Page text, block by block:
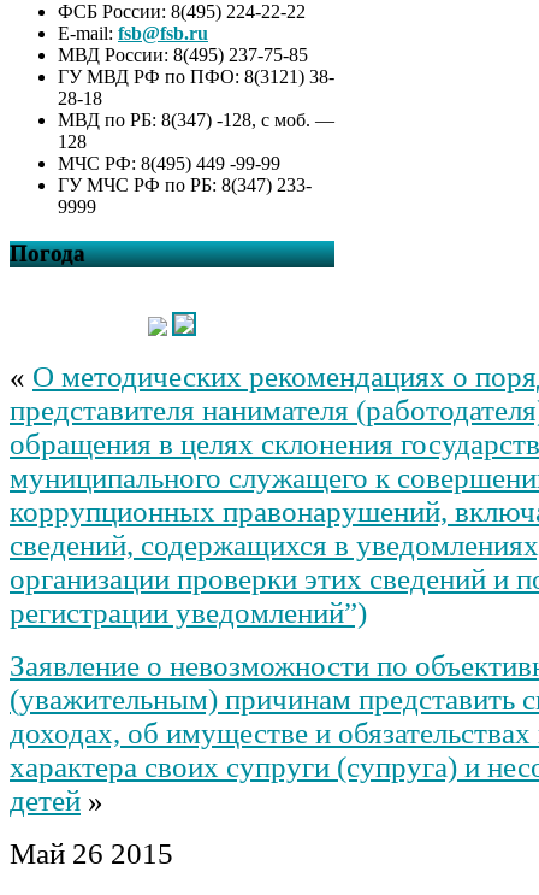
ФСБ России: 8(495) 224-22-22
E-mail: fsb@fsb.ru
МВД России: 8(495) 237-75-85
ГУ МВД РФ по ПФО: 8(3121) 38-
28-18
МВД по РБ: 8(347) -128, с моб. —
128
МЧС РФ: 8(495) 449 -99-99
ГУ МЧС РФ по РБ: 8(347) 233-
9999
Погода
« О методических рекомендациях о
представителя нанимателя
обращения в целях склонения
муниципального служащего к
коррупционных правонарушений,
сведений, содержащихся в
организации проверки этих сведений и
регистрации уведомлений”)
Заявление о невозможности по
(уважительным) причинам представить
доходах, об имуществе и
характера своих супруги (супруга) и
детей »
Май 26 2015